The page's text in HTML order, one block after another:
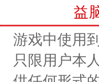
益
游戏中使用
只限用户本